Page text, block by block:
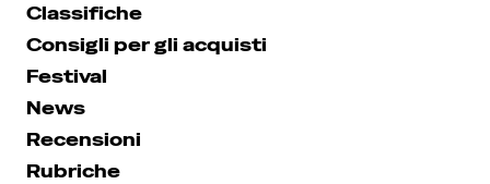
Classifiche
Consigli per gli acquisti
Festival
News
Recensioni
Rubriche